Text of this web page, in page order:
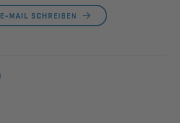
E-MAIL SCHREIBEN